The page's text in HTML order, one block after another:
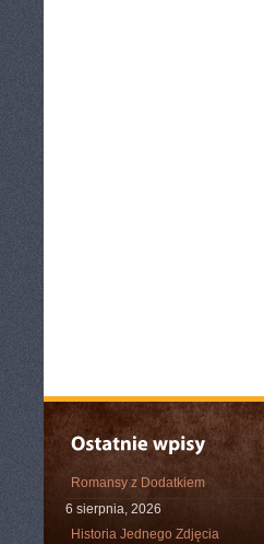
Romansy z Dodatkiem
6 sierpnia, 2026
Historia Jednego Zdjęcia